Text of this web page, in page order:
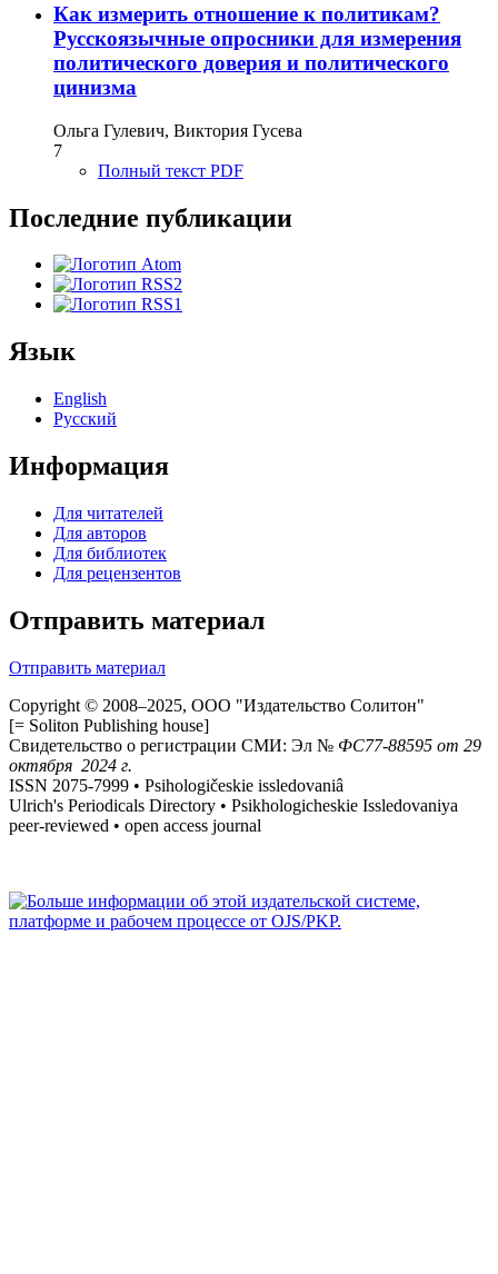
Как измерить отношение к политикам?
Русскоязычные опросники для измерения
политического доверия и политического
цинизма
Ольга Гулевич, Виктория Гусева
7
Полный текст PDF
Последние публикации
Язык
English
Русский
Информация
Для читателей
Для авторов
Для библиотек
Для рецензентов
Отправить материал
Отправить материал
Copyright © 2008–2025, ООО "Издательство Солитон"
[= Soliton Publishing house]
Свидетельство о регистрации СМИ: Эл № ФС77-88595 от 29
октября 2024 г.
ISSN 2075-7999 • Psihologičeskie issledovaniâ
Ulrich's Periodicals Directory • Psikhologicheskie Issledovaniya
peer-reviewed • open access journal